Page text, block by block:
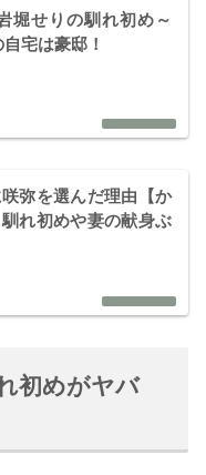
堀せりの馴れ初め～
宅は豪邸！
弥を選んだ理由【か
れ初めや妻の献身ぶ
初めがヤバ